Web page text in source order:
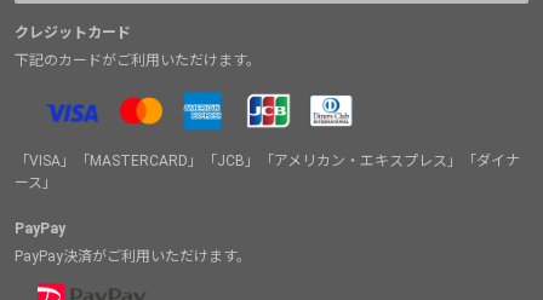
クレジットカード
下記のカードがご利用いただけます。
「VISA」「MASTERCARD」「JCB」「アメリカン・エキスプレス」「ダイナ
ース」
PayPay
PayPay決済がご利用いただけます。